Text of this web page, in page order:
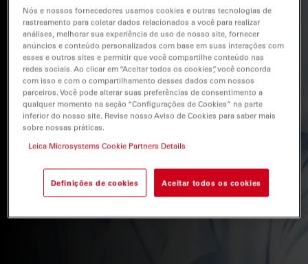
perspicazes sobre microscopia avançada, técnicas de
geração de imagens, preparação de amostras e análise
de imagens. Os tópicos abordados incluem biologia
celular, neurociência e pesquisa do câncer, com foco
em aplicações e inovações de ponta.
Nós e nossos fornecedores usamos cookies e outras tecnologias de
rastreamento para coletar dados relacionados a você para realizar
análises, melhorar sua experiência de uso de nosso site, fornecer
anúncios e conteúdo personalizados com base em suas interações com
esses e outros sites e permitir que você compartilhe conteúdo nas
redes sociais. Ao clicar em “Aceitar todos os cookies”, você concorda
com isso e com o compartilhamento desses dados com nossos
parceiros. Você pode alterar suas preferências de consentimento a
qualquer momento na seção “Configurações de Cookies” na parte
inferior do nosso site. Revise nosso Aviso de Cookies para saber mais
sobre nossas práticas.
Leica Microsystems Cookie Partners Details
Definições de cookies Aceitar todos os cookies